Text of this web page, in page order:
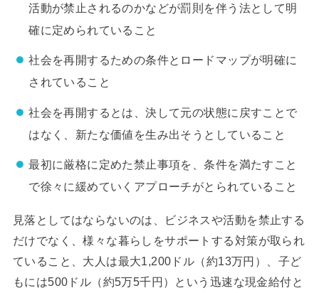
活動が禁止されるのかなどが罰則を伴う法として明
確に定められていること
社会を再開するための条件とロードマップが明確に
されていること
社会を再開するとは、決して元の状態に戻すことで
はなく、新たな価値を生み出そうとしていること
最初に厳格に定めた禁止事項を、条件を満たすこと
で徐々に緩めていくアプローチがとられていること
見落としてはならないのは、ビジネスや活動を禁止する
だけでなく、様々な暮らしをサポートする対策が取られ
ていること、大人は最大1,200ドル（約13万円）、子ど
もには500ドル（約5万5千円）という迅速な現金給付と